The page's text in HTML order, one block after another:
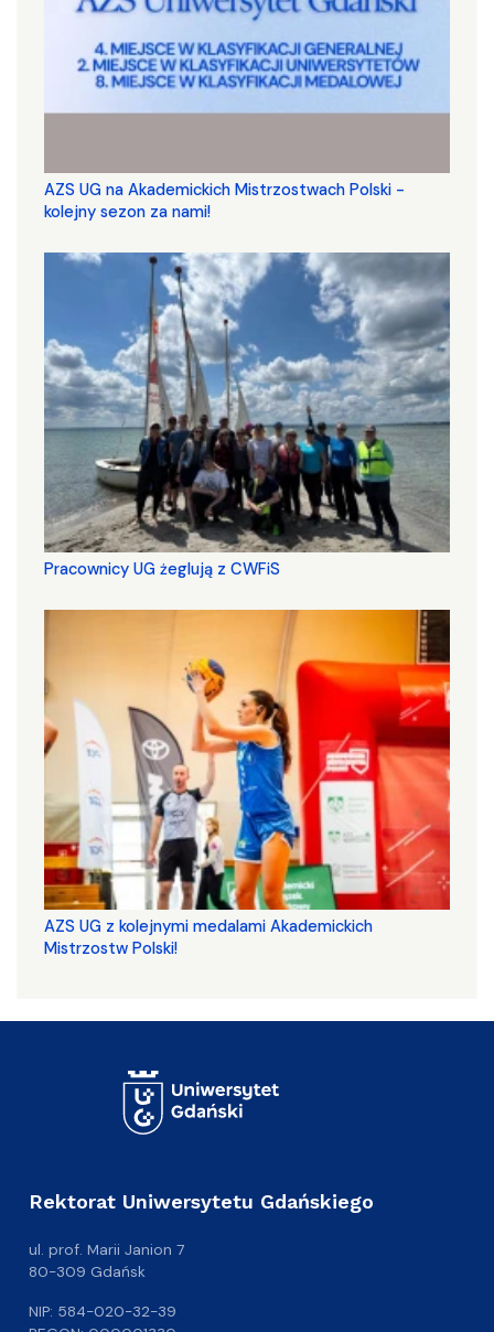
AZS UG na Akademickich Mistrzostwach Polski -
kolejny sezon za nami!
Pracownicy UG żeglują z CWFiS
AZS UG z kolejnymi medalami Akademickich
Mistrzostw Polski!
Rektorat Uniwersytetu Gdańskiego
ul. prof. Marii Janion 7
80-309 Gdańsk
NIP: 584-020-32-39